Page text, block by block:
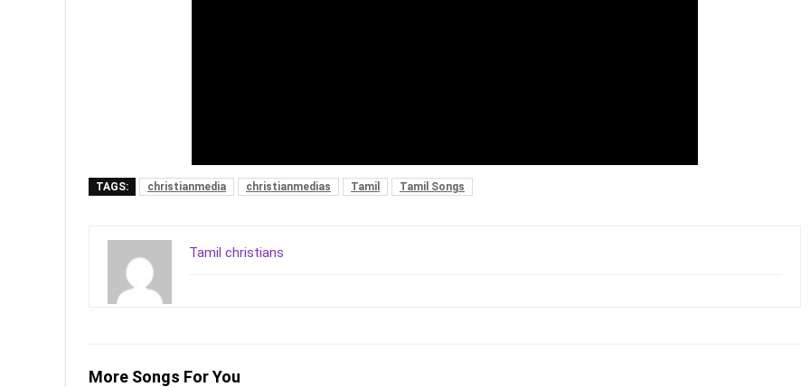
TAGS: christianmedia christianmedias Tamil Tamil Songs
Tamil christians
More Songs For You